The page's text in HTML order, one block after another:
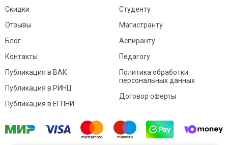
Скидки
Отзывы
Блог
Контакты
Студенту
Магистранту
Аспиранту
Педагогу
Публикация в ВАК
Публикация в РИНЦ
Публикация в ЕГПНИ
Политика обработки
персональных данных
Договор оферты